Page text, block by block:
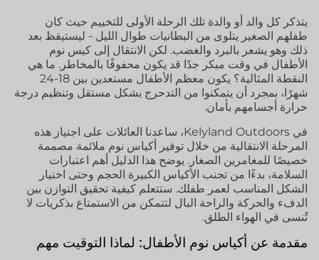
يتذكر كل والد أو والدة تلك الرحلة الأولى للتخييم حيث كان
طفلهم الصغير يتلوى من البطانيات طوال الليل - ليستيقظ بعد
ذلك وهو يشعر بالبرد والغضب. لكن الانتقال إلى كيس نوم
الأطفال في وقت مبكر جدًا قد يكون محفوفًا بالمخاطر. ما هي
النقطة المثالية؟ يكون معظم الأطفال مستعدين بين 18-24
شهرًا، بمجرد أن يتمكنوا من التدحرج بشكل مستقل وتنظيم درجة
حرارة أجسامهم بأمان.
في Kelyland Outdoors، ساعدنا العائلات على اجتياز هذه
المرحلة الانتقالية من خلال توفير أكياس نوم ملائمة مصممة
خصيصًا للمغامرين الصغار. يوضح هذا الدليل أهم اعتبارات
السلامة، بدءًا من تجنب الأكياس الكبيرة الحجم وحتى اختيار
الشكل المناسب لعمر طفلك. ستتعلم كيفية تحقيق التوازن بين
الدفء والحركة والراحة البال لتتمكن من الاستمتاع بذكريات لا
تُنسى في الهواء الطلق.
مقدمة عن أكياس نوم الأطفال: لماذا التوقيت مهم